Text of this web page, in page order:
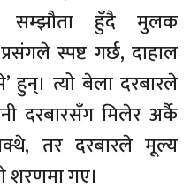
सम्झौता हुँदै मुलक
स्पष्ट गर्छ, दाहाल
हुन्। त्यो बेला दरबारले
दरबारसँग मिलेर अर्कै
तर दरबारले मूल्य
शरणमा गए।